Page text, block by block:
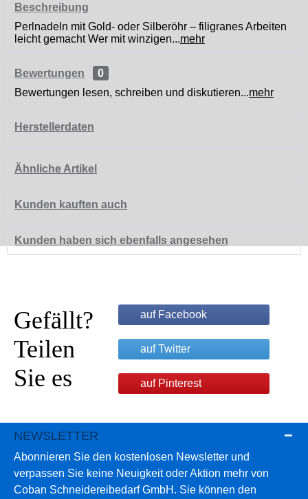
Beschreibung
Perlnadeln mit Gold- oder Silberöhr – filigranes Arbeiten
leicht gemacht Wer mit winzigen...mehr
Bewertungen
0
Bewertungen lesen, schreiben und diskutieren...mehr
Herstellerdaten
Ähnliche Artikel
Kunden kauften auch
Kunden haben sich ebenfalls angesehen
Gefällt?
Teilen
Sie es
auf Facebook
auf Twitter
auf Pinterest
NEWSLETTER
Abonnieren Sie den kostenlosen Newsletter und
verpassen Sie keine Neuigkeit oder Aktion mehr von
Coban Schneidereibedarf GmbH. Sie können den